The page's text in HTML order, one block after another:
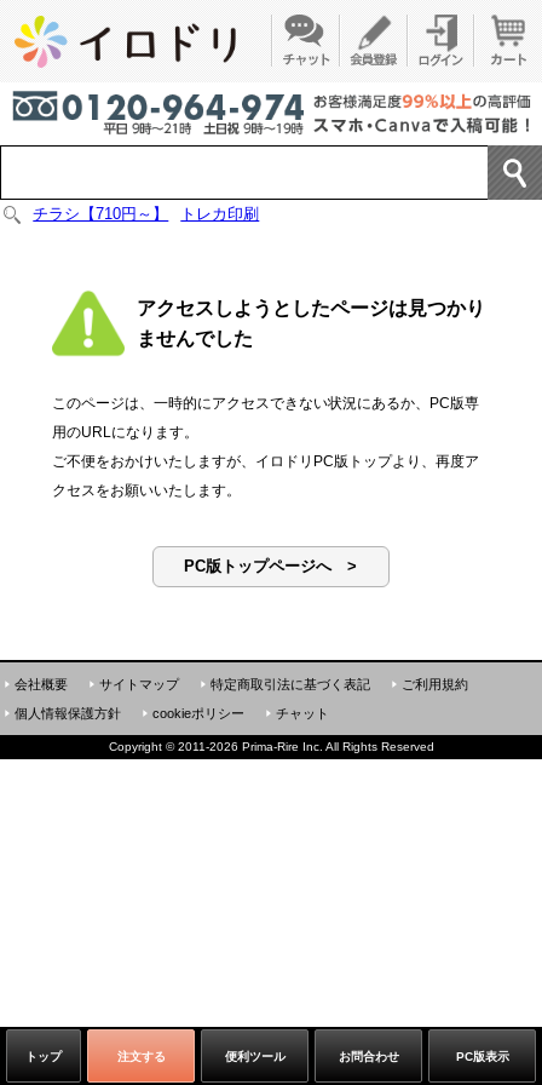
チラシ【710円～】 トレカ印刷
アクセスしようとしたページは見つかり
ませんでした
このページは、一時的にアクセスできない状況にあるか、PC版専
用のURLになります。
ご不便をおかけいたしますが、イロドリPC版トップより、再度ア
クセスをお願いいたします。
PC版トップページへ >
トップ 注文する 便利ツール お問合わせ PC版表示
会社概要 サイトマップ 特定商取引法に基づく表記
ご利用規約
個人情報保護方針
cookieポリシー チャット
Copyright ©2011-2026 Prima-Rire Inc. All Rights Reserved